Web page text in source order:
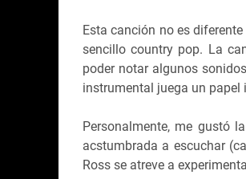
Esta canción no es
sencillo country pop. La
poder notar algunos
instrumental juega un
Personalmente, me gustó
acstumbrada a escuchar
Ross se atreve a